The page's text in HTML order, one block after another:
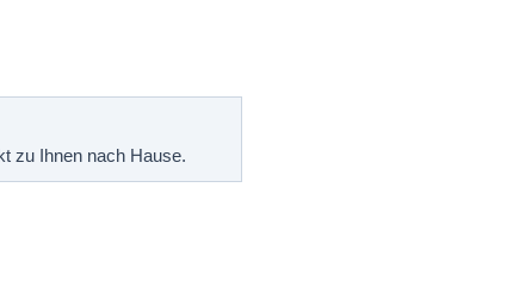
zu Ihnen nach Hause.